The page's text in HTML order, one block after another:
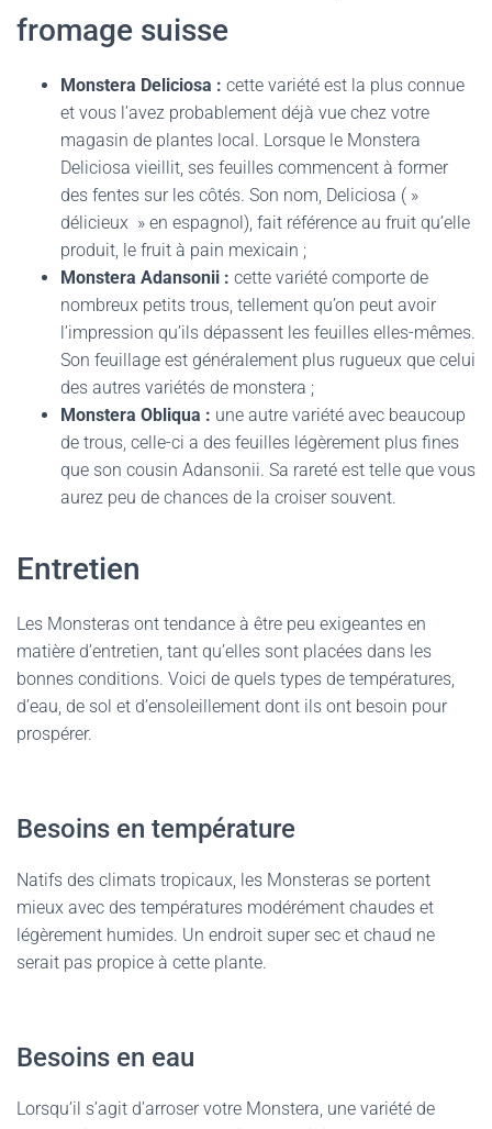
fromage suisse
Monstera Deliciosa : cette variété est la plus connue
et vous l’avez probablement déjà vue chez votre
magasin de plantes local. Lorsque le Monstera
Deliciosa vieillit, ses feuilles commencent à former
des fentes sur les côtés. Son nom, Deliciosa ( »
délicieux » en espagnol), fait référence au fruit qu’elle
produit, le fruit à pain mexicain ;
Monstera Adansonii : cette variété comporte de
nombreux petits trous, tellement qu’on peut avoir
l’impression qu’ils dépassent les feuilles elles-mêmes.
Son feuillage est généralement plus rugueux que celui
des autres variétés de monstera ;
Monstera Obliqua : une autre variété avec beaucoup
de trous, celle-ci a des feuilles légèrement plus fines
que son cousin Adansonii. Sa rareté est telle que vous
aurez peu de chances de la croiser souvent.
Entretien
Les Monsteras ont tendance à être peu exigeantes en
matière d’entretien, tant qu’elles sont placées dans les
bonnes conditions. Voici de quels types de températures,
d’eau, de sol et d’ensoleillement dont ils ont besoin pour
prospérer.
Besoins en température
Natifs des climats tropicaux, les Monsteras se portent
mieux avec des températures modérément chaudes et
légèrement humides. Un endroit super sec et chaud ne
serait pas propice à cette plante.
Besoins en eau
Lorsqu’il s’agit d’arroser votre Monstera, une variété de